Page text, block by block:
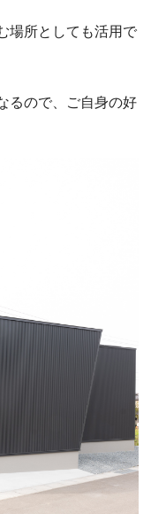
場所としても活用で
るので、ご自身の好